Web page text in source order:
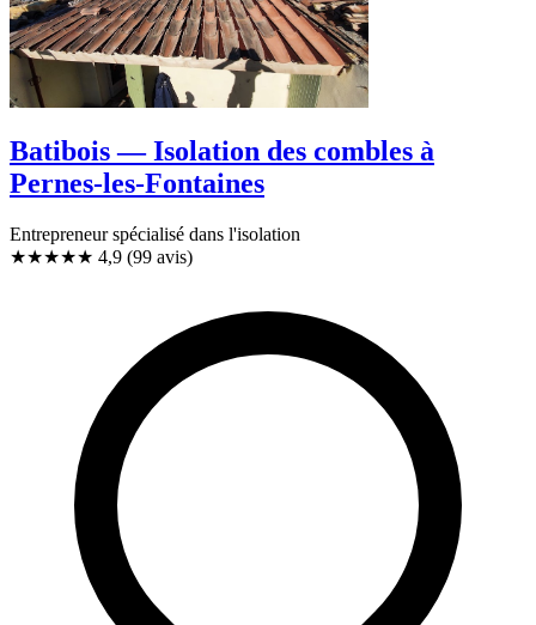
Batibois — Isolation des combles à
Pernes-les-Fontaines
Entrepreneur spécialisé dans l'isolation
★★★★★ 4,9 (99 avis)